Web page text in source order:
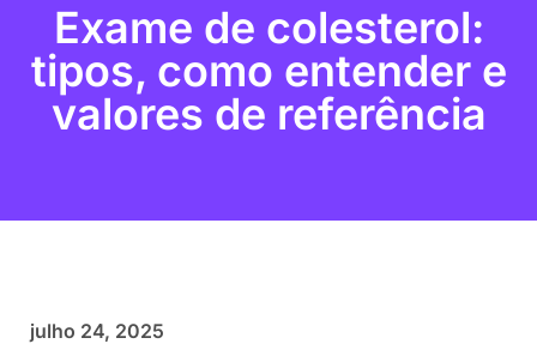
Exame de colesterol:
tipos, como entender e
valores de referência
julho 24, 2025